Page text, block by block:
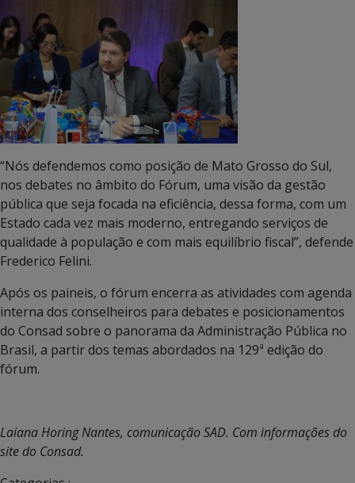
“Nós defendemos como posição de Mato Grosso do Sul,
nos debates no âmbito do Fórum, uma visão da gestão
pública que seja focada na eficiência, dessa forma, com um
Estado cada vez mais moderno, entregando serviços de
qualidade à população e com mais equilíbrio fiscal”, defende
Frederico Felini.
Após os paineis, o fórum encerra as atividades com agenda
interna dos conselheiros para debates e posicionamentos
do Consad sobre o panorama da Administração Pública no
Brasil, a partir dos temas abordados na 129ª edição do
fórum.
Laiana Horing Nantes, comunicação SAD. Com informações do
site do Consad.